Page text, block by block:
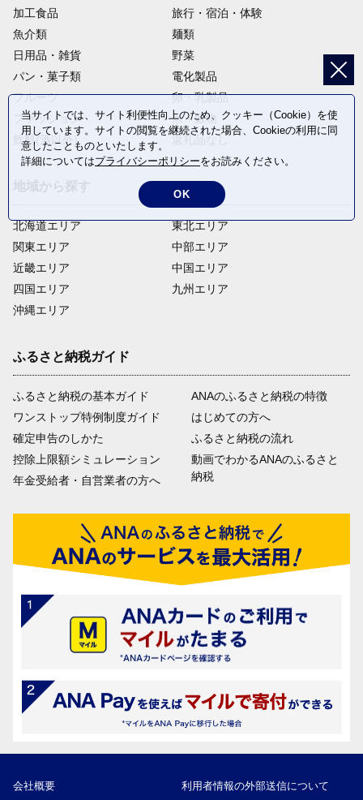
加工食品
旅行・宿泊・体験
魚介類
麺類
日用品・雑貨
野菜
パン・菓子類
電化製品
フルーツ
卵・乳製品
ファッション
米・穀物
飲料(酒以外)
返礼品なし
北海道エリア
関東エリア
近畿エリア
四国エリア
沖縄エリア
東北エリア
中部エリア
中国エリア
九州エリア
ふるさと納税ガイド
ふるさと納税の基本ガイド
ワンストップ特例制度ガイド
確定申告のしかた
控除上限額シミュレーション
年金受給者・自営業者の方へ
ANAのふるさと納税の特徴
はじめての方へ
ふるさと納税の流れ
動画でわかるANAのふるさと
納税
会社概要 利用者情報の外部送信について
当サイトでは、サイト利便性向上のため、クッキー（Cookie）を使
用しています。サイトの閲覧を継続された場合、Cookieの利用に同
意したことものといたします。
詳細についてはプライバシーポリシーをお読みください。
OK